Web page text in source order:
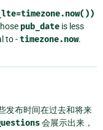
pub_date is less
to -timezone.now.
发布时间在过去和将来
会展示出来，